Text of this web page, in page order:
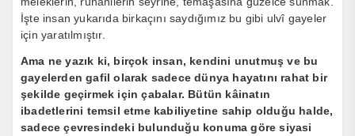
İşte insan yukarıda birkaçını saydığımız bu gibi ulvî gayeler
için yaratılmıştır.
Ama ne yazık ki, birçok insan, kendini unutmuş ve bu
gayelerden gafil olarak sadece dünya hayatını rahat bir
şekilde geçirmek için çabalar. Bütün kâinatın
ibadetlerini temsil etme kabiliyetine sahip olduğu halde,
sadece çevresindeki bulunduğu konuma göre siyasi